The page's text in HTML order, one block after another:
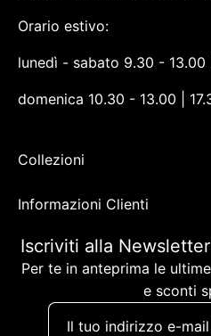
Orario estivo:
lunedì - sabato 9.30 - 13.00
domenica 10.30 - 13.00 |
Collezioni
Informazioni Clienti
Iscriviti alla
Per te in anteprima le
e sconti